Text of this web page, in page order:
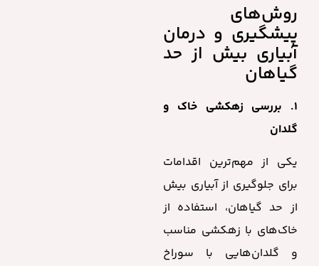
روش‌های
پیشگیری و درمان
آبیاری بیش از حد
گیاهان
۱. بررسی زهکشی خاک و
گلدان
یکی از مهم‌ترین اقدامات
برای جلوگیری از آبیاری بیش
از حد گیاهان، استفاده از
خاک‌های با زهکشی مناسب
و گلدان‌هایی با سوراخ